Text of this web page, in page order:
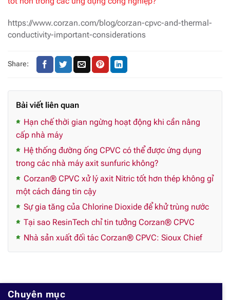
https://www.corzan.com/blog/corzan-cpvc-and-thermal-
conductivity-important-considerations
Share:
Bài viết liên quan
Hạn chế thời gian ngừng hoạt động khi cần nâng
cấp nhà máy
Hệ thống đường ống CPVC có thể được ứng dụng
trong các nhà máy axit sunfuric không?
Corzan® CPVC xử lý axit Nitric tốt hơn thép không gỉ
một cách đáng tin cậy
Sự gia tăng của Chlorine Dioxide để khử trùng nước
Tại sao ResinTech chỉ tin tưởng Corzan® CPVC
Nhà sản xuất đối tác Corzan® CPVC: Sioux Chief
Chuyên mục